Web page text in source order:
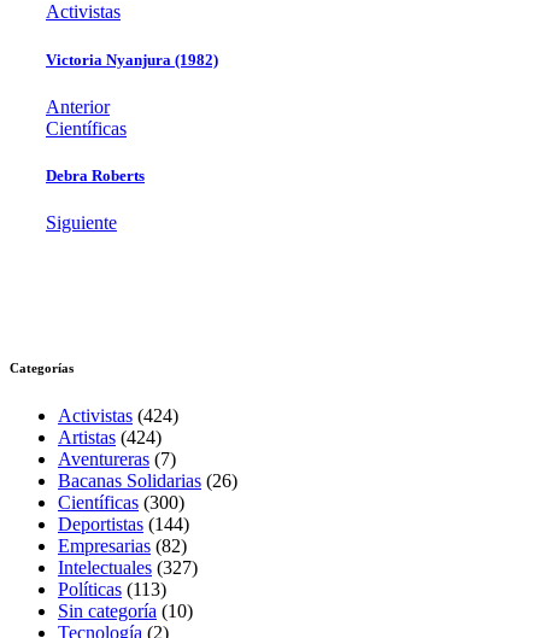
Activistas
Victoria Nyanjura (1982)
Anterior
Científicas
Debra Roberts
Siguiente
Categorías
Activistas (424)
Artistas (424)
Aventureras (7)
Bacanas Solidarias (26)
Científicas (300)
Deportistas (144)
Empresarias (82)
Intelectuales (327)
Políticas (113)
Sin categoría (10)
Tecnología (2)